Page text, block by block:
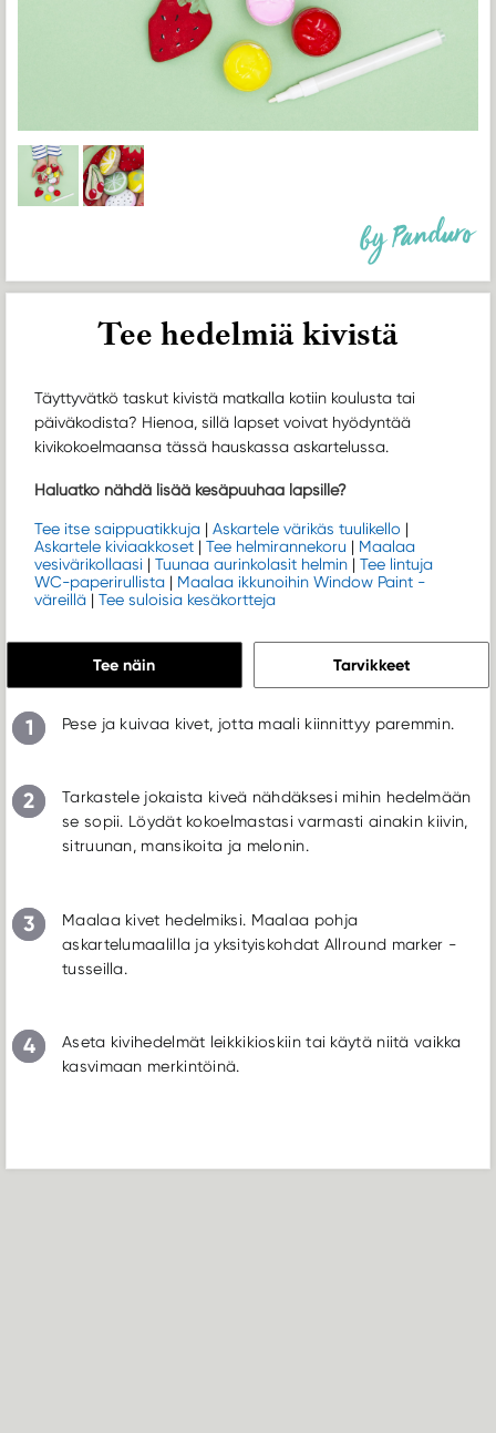
by Panduro
Tee hedelmiä kivistä
Täyttyvätkö taskut kivistä matkalla kotiin koulusta tai
päiväkodista? Hienoa, sillä lapset voivat hyödyntää
kivikokoelmaansa tässä hauskassa askartelussa.
Haluatko nähdä lisää kesäpuuhaa lapsille?
Tee itse saippuatikkuja | Askartele värikäs tuulikello |
Askartele kiviaakkoset | Tee helmirannekoru | Maalaa
vesivärikollaasi | Tuunaa aurinkolasit helmin | Tee lintuja
WC-paperirullista | Maalaa ikkunoihin Window Paint -
väreillä | Tee suloisia kesäkortteja
Tee näin Tarvikkeet
1 Pese ja kuivaa kivet, jotta maali kiinnittyy paremmin.
2
Tarkastele jokaista kiveä nähdäksesi mihin hedelmään
se sopii. Löydät kokoelmastasi varmasti ainakin kiivin,
sitruunan, mansikoita ja melonin.
3
Maalaa kivet hedelmiksi. Maalaa pohja
askartelumaalilla ja yksityiskohdat Allround marker -
tusseilla.
4
Aseta kivihedelmät leikkikioskiin tai käytä niitä vaikka
kasvimaan merkintöinä.